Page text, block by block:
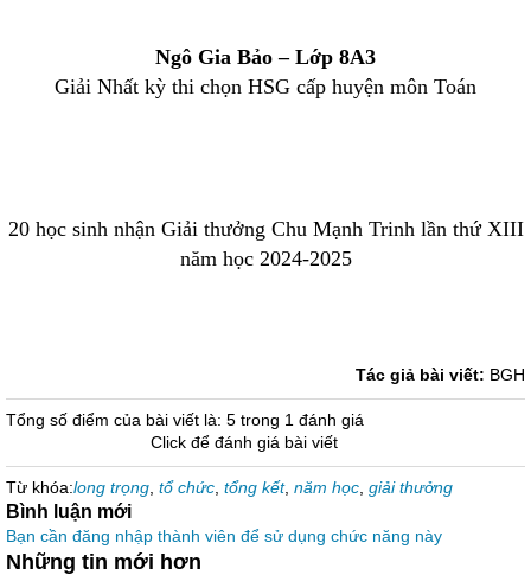
Ngô Gia Bảo – Lớp 8A3
Giải Nhất kỳ thi chọn HSG cấp huyện môn Toán
20 học sinh nhận Giải thưởng Chu Mạnh Trinh lần thứ XIII
năm học 2024-2025
Tác giả bài viết: BGH
Tổng số điểm của bài viết là: 5 trong 1 đánh giá
Click để đánh giá bài viết
Từ khóa:long trọng tổ chức tổng kết, năm học giải thưởng
Bình luận mới
Bạn cần đăng nhập thành viên để sử dụng chức năng này
Những tin mới hơn